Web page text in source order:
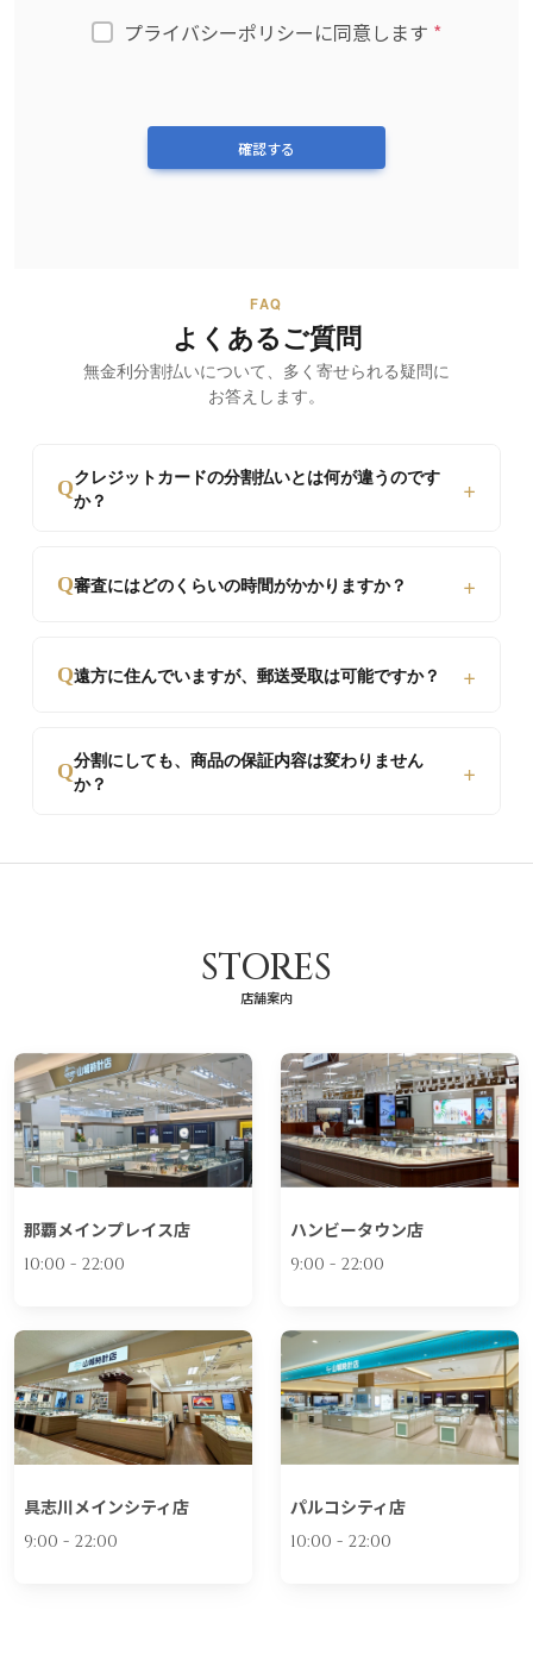
プライバシーポリシーに同意します *
確認する
FAQ
よくあるご質問
無金利分割払いについて、 多く寄せられる疑問に
お答えします。
Qクレジットカードの分割払いとは何が違うのです
か？
+
が、当店は最大60回まで金利手数料0円です。ま
Q審査にはどのくらいの時間がかかりますか？ +
届きます。お手続きもスマホから入力するだけで非
Q遠方に住んでいますが、郵送受取は可能ですか？ +
でご自宅まで発送いたします。もちろん店頭でのお
受け取りも可能です。
Q分割にしても、商品の保証内容は変わりません
か？
+
証・アフターサービスが受けられますので、ご安心
STORES
店舗案内
那覇メインプレイス店
10:00 - 22:00
ハンビータウン店
9:00 - 22:00
具志川メインシティ店
9:00 - 22:00
パルコシティ店
10:00 - 22:00